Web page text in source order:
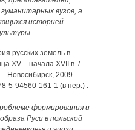
вузов, а
историей
русских земель в
XV – начала XVII в. /
Новосибирск, 2009. –
5-94560-161-1 (в пер.) :
формирования и
Руси в польской